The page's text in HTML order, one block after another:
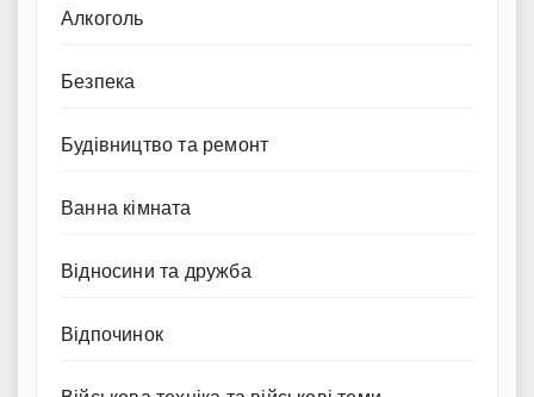
Алкоголь
Безпека
Будівництво та ремонт
Ванна кімната
Відносини та дружба
Відпочинок